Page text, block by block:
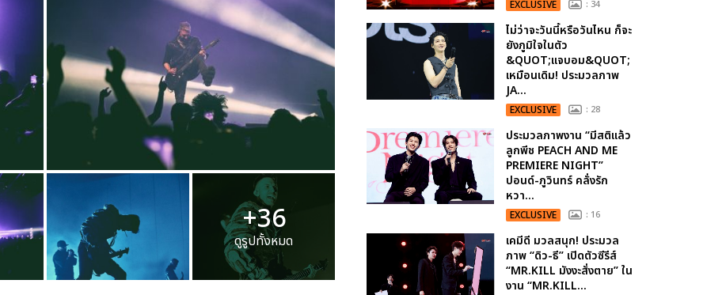
+36
ดูรูปทั้งหมด
EXCLUSIVE : 34
ไม่ว่าจะวันนี้หรือวันไหน ก็จะ
ยังภูมิใจในตัว
&QUOT;แจบอม&QUOT;
เหมือนเดิม! ประมวลภาพ
JA...
EXCLUSIVE : 28
ประมวลภาพงาน “มีสติแล้ว
ลูกพีช PEACH AND ME
PREMIERE NIGHT”
ปอนด์-ภูวินทร์ คลั่งรัก
หวา...
EXCLUSIVE : 16
เคมีดี มวลสนุก! ประมวล
ภาพ “ดิว-ธี” เปิดตัวซีรีส์
“MR.KILL มังงะสั่งตาย” ใน
งาน “MR.KILL...